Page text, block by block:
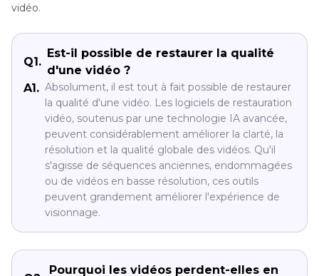
vidéo.
Q1.
Est-il possible de restaurer la qualité
d'une vidéo ?
A1. Absolument, il est tout à fait possible de restaurer
la qualité d'une vidéo. Les logiciels de restauration
vidéo, soutenus par une technologie IA avancée,
peuvent considérablement améliorer la clarté, la
résolution et la qualité globale des vidéos. Qu'il
s'agisse de séquences anciennes, endommagées
ou de vidéos en basse résolution, ces outils
peuvent grandement améliorer l'expérience de
visionnage.
Pourquoi les vidéos perdent-elles en